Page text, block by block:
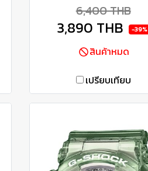
6,400 THB
3,890 THB -39%
สินค้าหมด
เปรียบเทียบ